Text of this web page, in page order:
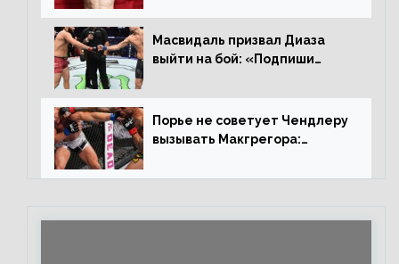
Иге – про бой с Евлоевым
Масвидаль призвал Диаза
выйти на бой: «Подпиши
повторим»
Порье не советует Чендлеру
вызывать Макгрегора:
каждом бою, а Конор умеет